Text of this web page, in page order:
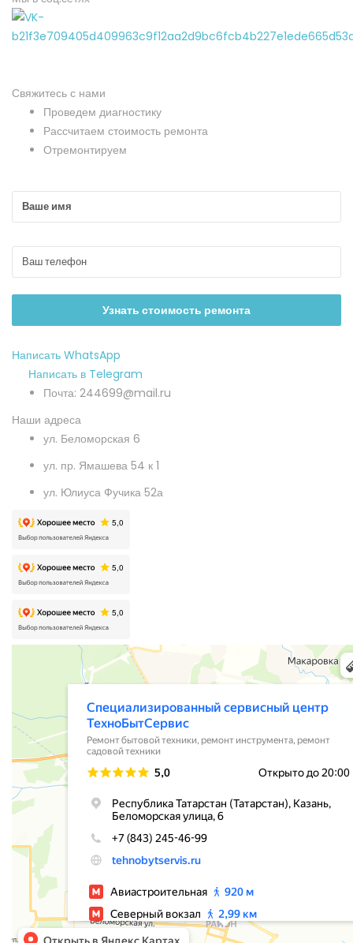
Свяжитесь с нами
Проведем диагностику
Рассчитаем стоимость ремонта
Отремонтируем
Написать WhatsApp
Написать в Telegram
Почта: 244699@mail.ru
Наши адреса
ул. Беломорская 6
ул. пр. Ямашева 54 к 1
ул. Юлиуса Фучика 52а